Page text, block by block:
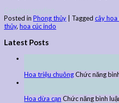
Posted in Phong thủy | Tagged cây hoa
thủy, hoa cúc indo
Latest Posts
Hoa triệu chuôngChức năng
Hoa dừa cạn Chức năng bình